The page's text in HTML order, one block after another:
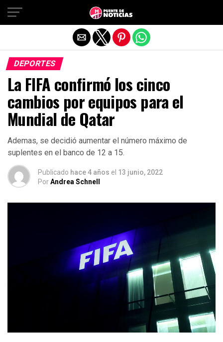
DEPORTES
La FIFA confirmó los cinco
cambios por equipos para el
Mundial de Qatar
Ademas, se decidió aumentar el número máximo de
suplentes en el banco de 12 a 15.
Publicado hace 4 años el 13 junio, 2022
PorAndrea Schnell
Salir de la versión móvil